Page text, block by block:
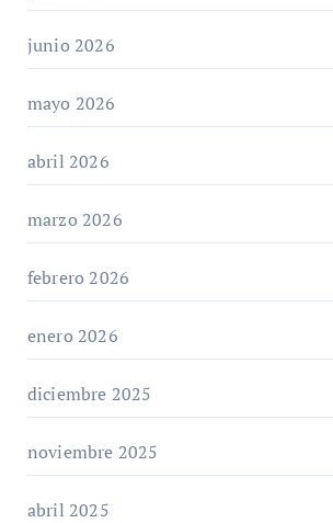
junio 2026
mayo 2026
abril 2026
marzo 2026
febrero 2026
enero 2026
diciembre 2025
noviembre 2025
abril 2025